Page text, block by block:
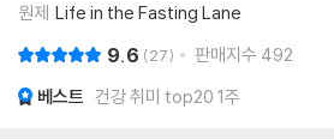
원제 Life in the Fasting Lane
9.6 27 판매지수 492
베스트 건강 취미 top20 1주